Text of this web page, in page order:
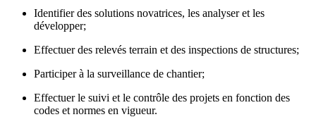
Identifier des solutions novatrices, les analyser et les
développer;
Effectuer des relevés terrain et des inspections de structures;
Participer à la surveillance de chantier;
Effectuer le suivi et le contrôle des projets en fonction des
codes et normes en vigueur.